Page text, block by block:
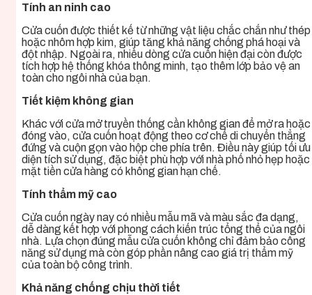
Tính an ninh cao
Cửa cuốn được thiết kế từ những vật liệu chắc chắn như thép
hoặc nhôm hợp kim, giúp tăng khả năng chống phá hoại và
đột nhập. Ngoài ra, nhiều dòng cửa cuốn hiện đại còn được
tích hợp hệ thống khóa thông minh, tạo thêm lớp bảo vệ an
toàn cho ngôi nhà của bạn.
Tiết kiệm không gian
Khác với cửa mở truyền thống cần không gian để mở ra hoặc
đóng vào, cửa cuốn hoạt động theo cơ chế di chuyển thẳng
đứng và cuộn gọn vào hộp che phía trên. Điều này giúp tối ưu
diện tích sử dụng, đặc biệt phù hợp với nhà phố nhỏ hẹp hoặc
mặt tiền cửa hàng có không gian hạn chế.
Tính thẩm mỹ cao
Cửa cuốn ngày nay có nhiều mẫu mã và màu sắc đa dạng,
dễ dàng kết hợp với phong cách kiến trúc tổng thể của ngôi
nhà. Lựa chọn đúng mẫu cửa cuốn không chỉ đảm bảo công
năng sử dụng mà còn góp phần nâng cao giá trị thẩm mỹ
của toàn bộ công trình.
Khả năng chống chịu thời tiết